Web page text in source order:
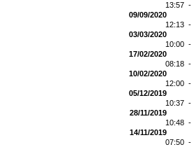
13:57 -
09/09/2020
12:13 -
03/03/2020
10:00 -
17/02/2020
08:18 -
10/02/2020
12:00 -
05/12/2019
10:37 -
28/11/2019
10:48 -
14/11/2019
07:50 -